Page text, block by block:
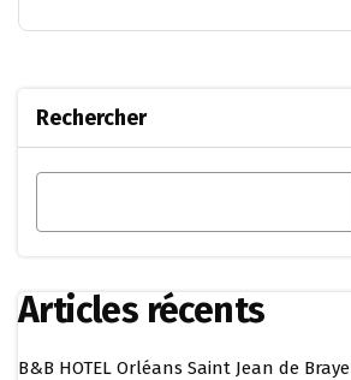
Rechercher
Articles récents
B&B HOTEL Orléans Saint Jean de Braye